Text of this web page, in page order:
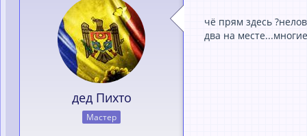
дед Пихто
Мастер
чё прям здесь
два на